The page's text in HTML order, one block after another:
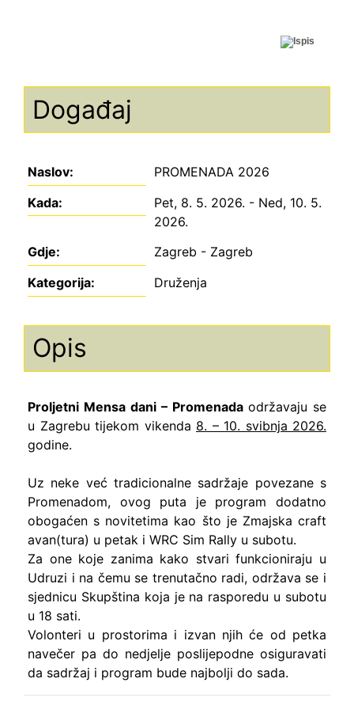
Događaj
Naslov:
PROMENADA 2026
Kada:
Pet, 8. 5. 2026. - Ned, 10. 5.
2026.
Gdje:
Zagreb - Zagreb
Kategorija:
Druženja
Opis
Proljetni Mensa dani – Promenada održavaju se
u Zagrebu tijekom vikenda 8. – 10. svibnja 2026.
godine.
Uz neke već tradicionalne sadržaje povezane s
Promenadom, ovog puta je program dodatno
obogaćen s novitetima kao što je Zmajska craft
avan(tura) u petak i WRC Sim Rally u subotu.
Za one koje zanima kako stvari funkcioniraju u
Udruzi i na čemu se trenutačno radi, održava se i
sjednicu Skupština koja je na rasporedu u subotu
u 18 sati.
Volonteri u prostorima i izvan njih će od petka
navečer pa do nedjelje poslijepodne osiguravati
da sadržaj i program bude najbolji do sada.